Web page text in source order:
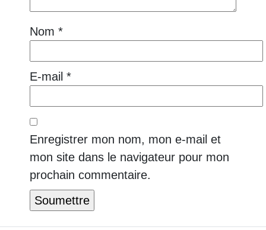
Nom *
E-mail *
Enregistrer mon nom, mon e-mail et
mon site dans le navigateur pour mon
prochain commentaire.